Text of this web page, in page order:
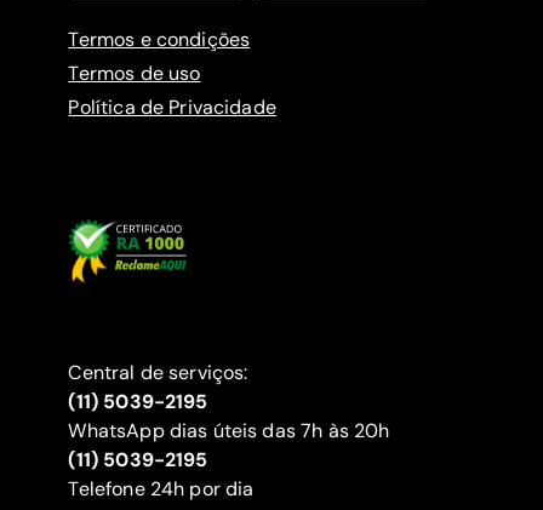
Termos e condições
Termos de uso
Política de Privacidade
Central de serviços:
(11) 5039-2195
WhatsApp dias úteis das 7h às 20h
(11) 5039-2195
‍Telefone 24h por dia